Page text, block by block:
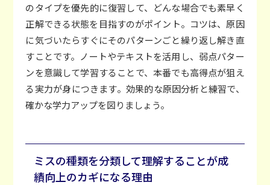
のタイプを優先的に復習して、どんな場合でも素早く
正解できる状態を目指すのがポイント。コツは、原因
に気づいたらすぐにそのパターンごと繰り返し解き直
すことです。ノートやテキストを活用し、弱点パター
ンを意識して学習することで、本番でも高得点が狙え
る実力が身につきます。効果的な原因分析と練習で、
確かな学力アップを図りましょう。
ミスの種類を分類して理解することが成
績向上のカギになる理由